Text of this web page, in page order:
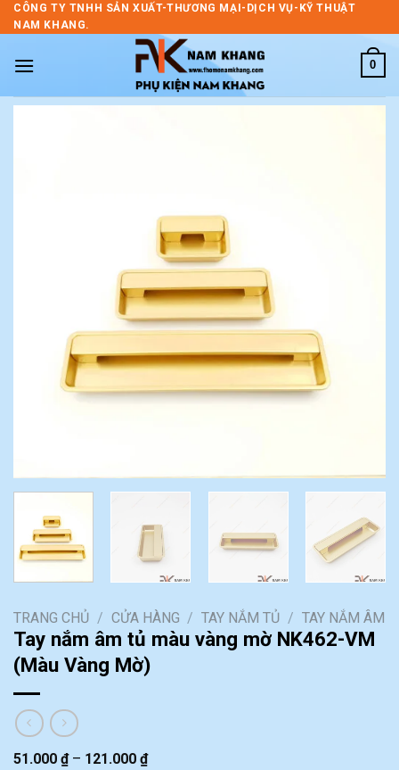
Skip
to
CÔNG TY TNHH SẢN XUẤT-THƯƠNG MẠI-DỊCH VỤ-KỸ THUẬT
NAM KHANG.
0
TRANG CHỦ / CỬA HÀNG / TAY NẮM TỦ / TAY NẮM ÂM
Tay nắm âm tủ màu vàng mờ NK462-VM
(Màu Vàng Mờ)
51.000 ₫– 121.000 ₫